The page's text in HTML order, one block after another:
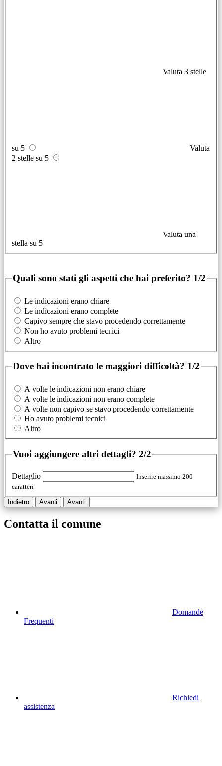
Valuta 3 stelle
su 5
Valuta
2 stelle su 5
Valuta una
stella su 5
Quali sono stati gli aspetti che hai preferito? 1/2
Le indicazioni erano chiare
Le indicazioni erano complete
Capivo sempre che stavo procedendo correttamente
Non ho avuto problemi tecnici
Altro
Dove hai incontrato le maggiori difficoltà? 1/2
A volte le indicazioni non erano chiare
A volte le indicazioni non erano complete
A volte non capivo se stavo procedendo correttamente
Ho avuto problemi tecnici
Altro
Vuoi aggiungere altri dettagli? 2/2
Dettaglio
Inserire massimo 200
caratteri
Indietro Avanti Avanti
Contatta il comune
Domande
Frequenti
Richiedi
assistenza